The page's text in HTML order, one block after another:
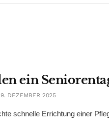
ein
DEZEMBER 2025
schnelle Errichtung einer